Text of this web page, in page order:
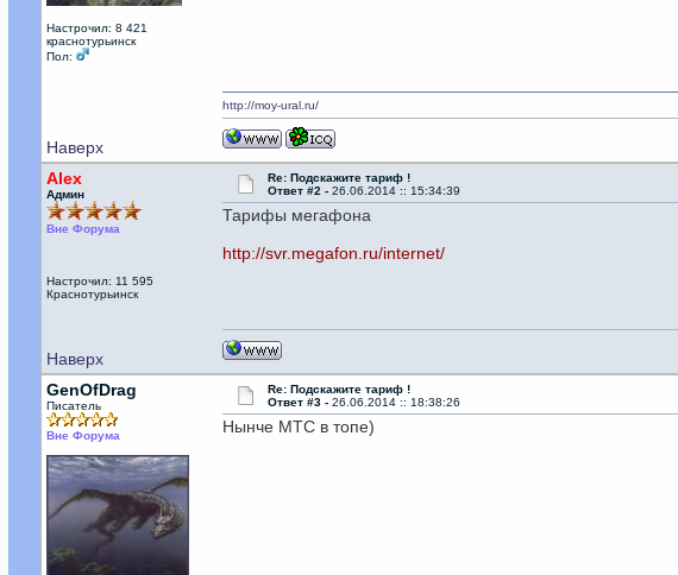
Настрочил: 8 421
краснотурьинск
Пол:
Наверх
http://moy-ural.ru/
Alex
Админ
Вне Форума
Настрочил: 11 595
Краснотурьинск
Re: Подскажите тариф !
Ответ #2 - 26.06.2014 :: 15:34:39
Тарифы мегафона
http://svr.megafon.ru/internet/
Наверх
GenOfDrag
Писатель
Вне Форума
Re: Подскажите тариф !
Ответ #3 - 26.06.2014 :: 18:38:26
Нынче МТС в топе)